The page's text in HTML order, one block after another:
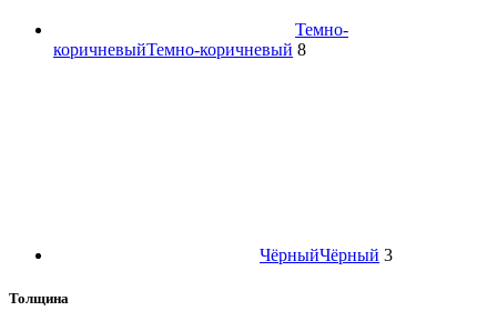
Темно-
коричневыйТемно-коричневый 8
ЧёрныйЧёрный 3
Толщина